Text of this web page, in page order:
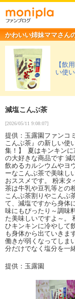
かわいい姉妹ママさん
【飲
い使
減塩こんぶ茶
[2026/05/11 9:08:07]
提供：玉露園ファンコ
こんぶ茶』の新しい使
集！】 夏はキンキン
の大好きな商品です
飲めるカルシウムやヨ
ーなこんぶ茶で美味し
おススメです。 粉末
茶は牛乳や豆乳等との
こんぶ茶割りやこんぶ
て、減塩ですから身体
味にもぴったり～調味
た美味しいですよ～。
ひキンキンに冷やして
も身体から出ていきま
働きが弱くなってしま
分だけでなく塩分を一
提供：玉露園